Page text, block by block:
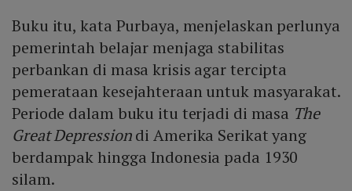
Buku itu, kata Purbaya, menjelaskan perlunya
pemerintah belajar menjaga stabilitas
perbankan di masa krisis agar tercipta
pemerataan kesejahteraan untuk masyarakat.
Periode dalam buku itu terjadi di masa The
Great Depressiondi Amerika Serikat yang
berdampak hingga Indonesia pada 1930
silam.